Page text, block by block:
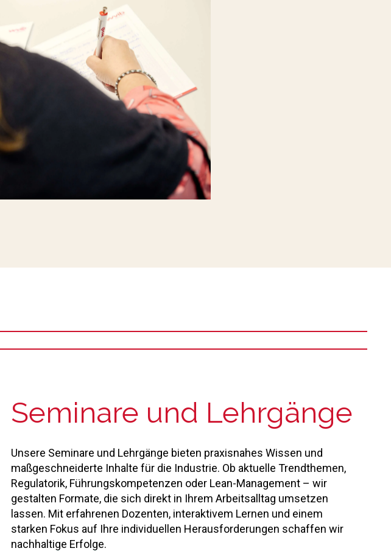
Seminare und Lehrgänge
Unsere Seminare und Lehrgänge bieten praxisnahes Wissen und
maßgeschneiderte Inhalte für die Industrie. Ob aktuelle Trendthemen,
Regulatorik, Führungskompetenzen oder Lean-Management – wir
gestalten Formate, die sich direkt in Ihrem Arbeitsalltag umsetzen
lassen. Mit erfahrenen Dozenten, interaktivem Lernen und einem
starken Fokus auf Ihre individuellen Herausforderungen schaffen wir
nachhaltige Erfolge.